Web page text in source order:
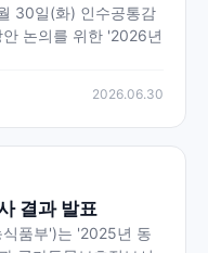
30일(화) 인수공통감
논의를 위한 '2026년
2026.06.30
결과 발표
품부')는 '2025년 동